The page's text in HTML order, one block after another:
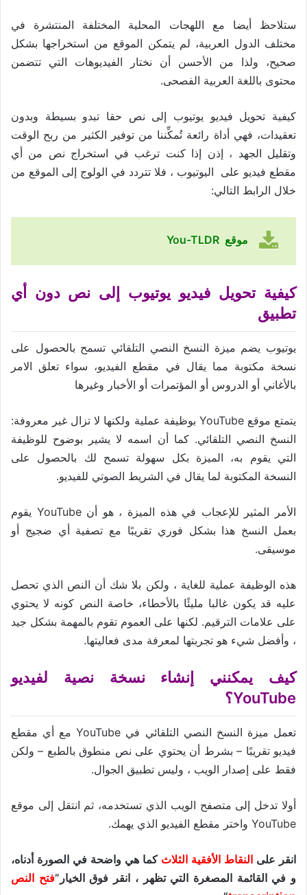
ستلاحظ أيضا مع اللهجات المحلية المختلفة المنتشرة في
مختلف الدول العربية، لم يتمكن الموقع من استخراجها بشكل
صحيح، ولذا من الأحسن أن نختار الفيديوهات التي تتضمن
محتوى باللغة العربية الفصحى.
كيفية تحويل فيديو يوتيوب إلى نص حقا تبدو بسيطة وبدون
تعقيدات، فهي أداة رائعة تُمكِّننا من توفير الكثير من ربح الوقت
وتقليل الجهد ، إذن إذا كنت ترغب في استخراج نص من أي
مقطع فيديو على اليوتيوب ، فلا تتردد في الولوج إلى الموقع من
خلال الرابط التالي:
موقع You-TLDR
كيفية تحويل فيديو يوتيوب إلى نص دون أي
تطبيق
يوتيوب يضم ميزة النسخ النصي التلقائي تسمح بالحصول على
نسخة مكتوبة مما يقال في مقطع الفيديو، سواء تعلق الامر
بالأغاني أو الدروس أو المؤتمرات أو الأخبار وغيرها
يتمتع موقع YouTube بوظيفة عملية ولكنها لا تزال غير معروفة:
النسخ النصي التلقائي. كما أن اسمه لا يشير بوضوح للوظيفة
التي يقوم به، الميزة بكل سهولة تسمح لك بالحصول على
النسخة المكتوبة لما يقال في الشريط الصوتي للفيديو.
الأمر المثير للإعجاب في هذه الميزة ، هو أن YouTube يقوم
بعمل النسخ هذا بشكل فوري تقريبًا مع تصفية أي ضجيج أو
موسيقى.
هذه الوظيفة عملية للغاية ، ولكن بلا شك أن النص الذي تحصل
عليه قد يكون غالبا مليئًا بالأخطاء، خاصة النص كونه لا يحتوي
على علامات الترقيم. لكنها على العموم تقوم بالمهمة بشكل جيد
، وأفضل شيء هو تجربتها لمعرفة مدى فعاليتها.
كيف يمكنني إنشاء نسخة نصية لفيديو
YouTube؟
تعمل ميزة النسخ النصي التلقائي في YouTube مع أي مقطع
فيديو تقريبًا – بشرط أن يحتوي على نص منطوق بالطبع – ولكن
فقط على إصدار الويب ، وليس تطبيق الجوال.
أولا تدخل إلى متصفح الويب الذي تستخدمه، ثم انتقل إلى موقع
YouTube واختر مقطع الفيديو الذي يهمك.
انقر على النقاط الأفقية الثلاث كما هي واضحة في الصورة أدناه،
و في القائمة المصغرة التي تظهر ، انقر فوق الخيار”فتح النص